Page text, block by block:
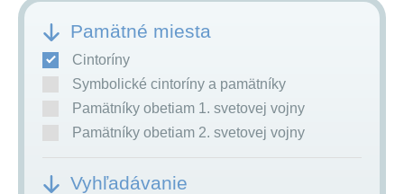
Pamätné miesta
Cintoríny
Symbolické cintoríny a pamätníky
Pamätníky obetiam 1. svetovej vojny
Pamätníky obetiam 2. svetovej vojny
Vyhľadávanie